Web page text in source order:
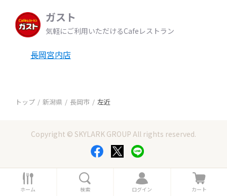
ガスト
気軽にご利用いただけるCafeレストラン
長岡宮内店
トップ 新潟県 長岡市 左近
Copyright © SKYLARK GROUP All rights reserved.
ホ
ー
ホーム 索
検索
ロ
グ
ログイン
カ
ー
カート